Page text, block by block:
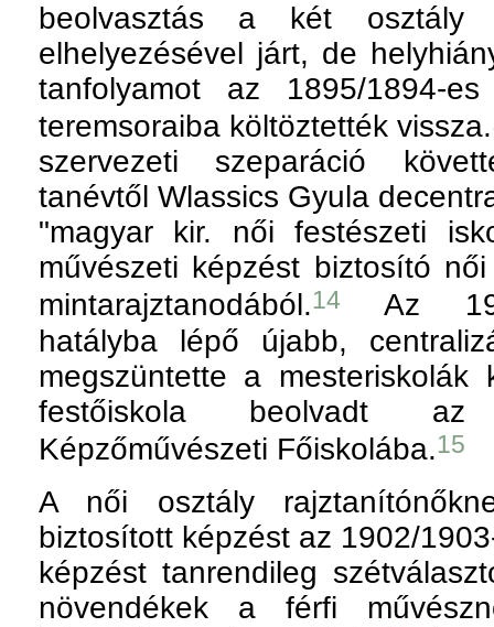
beolvasztás a két osztály
elhelyezésével járt, de
tanfolyamot az 1895/1894-
teremsoraiba költöztették vissza.
szervezeti szeparáció
tanévtől Wlassics Gyula
"magyar kir. női festészeti
művészeti képzést biztosító
mintarajztanodából.14
Az
hatályba lépő újabb,
megszüntette a
festőiskola beolvadt az
Képzőművészeti Főiskolába.15
A női osztály
biztosított képzést az 1902/
képzést tanrendileg
növendékek a férfi